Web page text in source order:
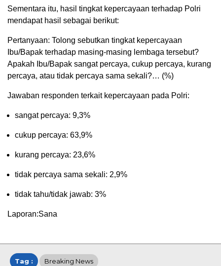
Sementara itu, hasil tingkat kepercayaan terhadap Polri
mendapat hasil sebagai berikut:
Pertanyaan: Tolong sebutkan tingkat kepercayaan
Ibu/Bapak terhadap masing-masing lembaga tersebut?
Apakah Ibu/Bapak sangat percaya, cukup percaya, kurang
percaya, atau tidak percaya sama sekali?… (%)
Jawaban responden terkait kepercayaan pada Polri:
sangat percaya: 9,3%
cukup percaya: 63,9%
kurang percaya: 23,6%
tidak percaya sama sekali: 2,9%
tidak tahu/tidak jawab: 3%
Laporan:Sana
Tag : Breaking News